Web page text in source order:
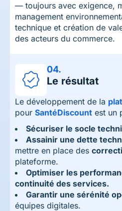
— toujours avec exigence,
management
technique et création de
des acteurs du commerce.
04.
Le résultat
Le développement de la
pour SantéDiscount est un
Sécuriser le socle
Assainir une dette
mettre en place des
plateforme.
Optimiser les
continuité des services.
Garantir une sérénité
équipes digitales.